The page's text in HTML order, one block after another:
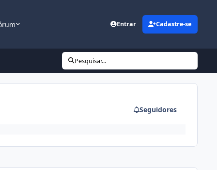
Entrar Cadastre-se
Pesquisar...
Seguidores